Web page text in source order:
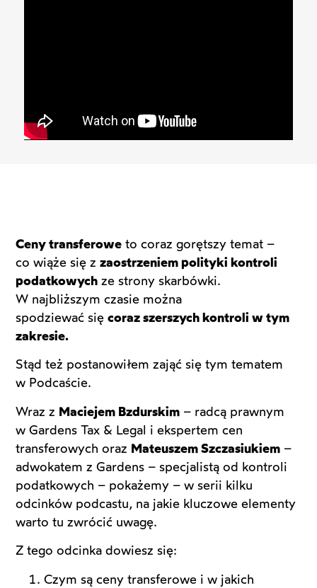
Ceny transferowe to coraz gorętszy temat –
co wiąże się zzaostrzeniem polityki kontroli
podatkowych ze strony skarbówki.
W najbliższym czasie można
spodziewać sięcoraz szerszych kontroli w tym
zakresie.
Stąd też postanowiłem zająć się tym tematem
w Podcaście.
Wraz z Maciejem Bzdurskim – radcą prawnym
w Gardens Tax & Legal i ekspertem cen
transferowych oraz Mateuszem Szczasiukiem –
adwokatem z Gardens – specjalistą od kontroli
podatkowych – pokażemy – w serii kilku
odcinków podcastu, na jakie kluczowe elementy
warto tu zwrócić uwagę.
Z tego odcinka dowiesz się:
Czym są ceny transferowe i w jakich